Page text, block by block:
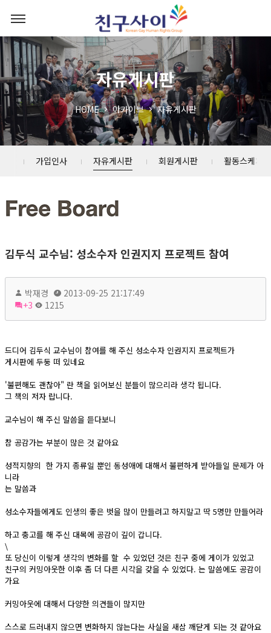
자유게시판
HOME 아카이브 자유게시판
가입인사 자유게시판 회원게시판 활동스케치
김두식 교수님: 성소수자 인권지지 프로젝트 참여
박재경
2013-09-25 21:17:49
+3
1215
드디어 김두식 교수님이 참여를 해 주신 성소수자 인권지지 프로젝트가
게시판에 두둥 떠 있네요
'불편해도 괜찮아" 란 책을 읽어보신 분들이 많으리라 생각 됩니다.
그 책의 저자 랍니다.
교수님이 해 주신 말씀을 듣다보니
참 공감가는 부분이 많은 것 같아요
성적지향의 한 가지 종류일 뿐인 동성애에 대해서 불편하게 받아들일 문제가 아
니라
는 말씀과
성소수자들에게도 인생의 좋은 벗을 많이 만들려고 하지말고 딱 5명만 만들어라
하고 충고를 해 주신 대목에 공감이 깊이 갑니다.
\
또 당신이 이렇게 생각의 변화를 할 수 있었던 것은 친구 중에 게이가 있었고
친구의 커밍아웃한 이후 좀 더 다른 시각을 갖을 수 있었다. 는 말씀에도 공감이
가요
커밍아웃에 대해서 다양한 의견들이 많지만
스스로 드러내지 않으면 변화하지 않는다는 사실을 새삼 깨닫게 되는 것 같아요